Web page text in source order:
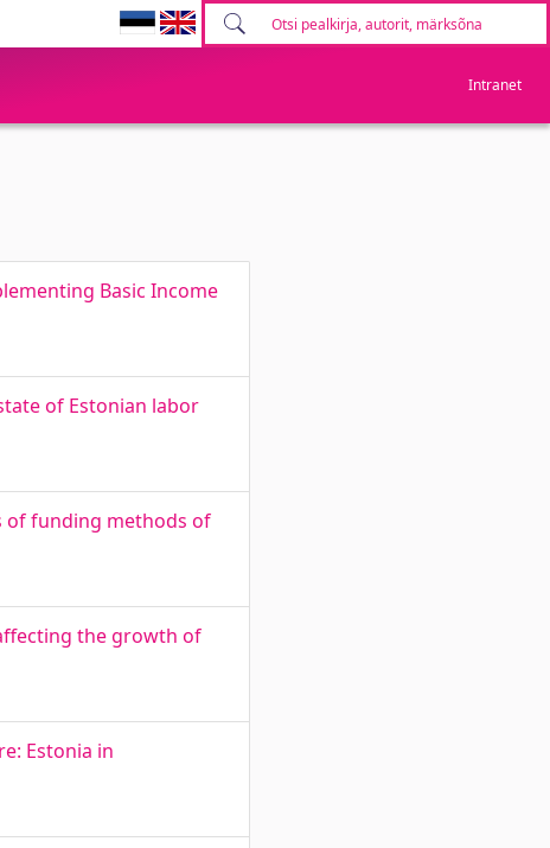
Intranet
Basic Income
of Estonian labor
of funding methods of
the growth of
Estonia in